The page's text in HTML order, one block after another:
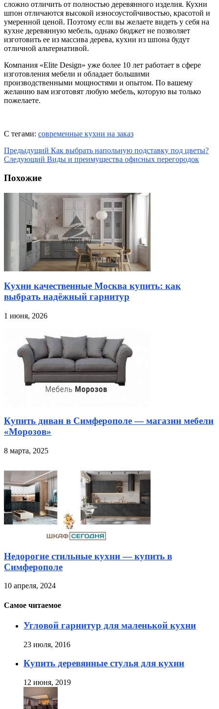
сложно отличить от полностью деревянного изделия. Кухни
шпон отличаются высокой износоустойчивостью, красотой и
умеренной ценой. Поэтому если вы желаете видеть у себя на
кухне деревянную мебель, однако бюджет не позволяет
изготовить ее из массива дерева, кухни из шпона будут
отличной альтернативой.
Компания «Elite Design» уже более 10 лет работает в сфере
изготовления мебели и обладает большими
производственными мощностями и опытом. По вашему
желанию вам изготовят любую мебель, которую вы только
пожелаете.
С тегами: современные кухни на заказ
Предыдущий Как выбрать напольную подставку под цветы?
Следующий Виды и преимущества офисных перегородок
Похожие
Кухни качественные Москва купить: как
выбрать надёжный гарнитур
1 июня, 2026
Купить диван в Симферополе — магазин мебели
«Морозов»
8 марта, 2025
Недорогие стильные кухни — купить в
Симферополе
10 апреля, 2024
Самое читаемое
Угловой гарнитур для маленькой кухни
23 июля, 2016
Купить деревянные стулья для кухни
12 июня, 2019